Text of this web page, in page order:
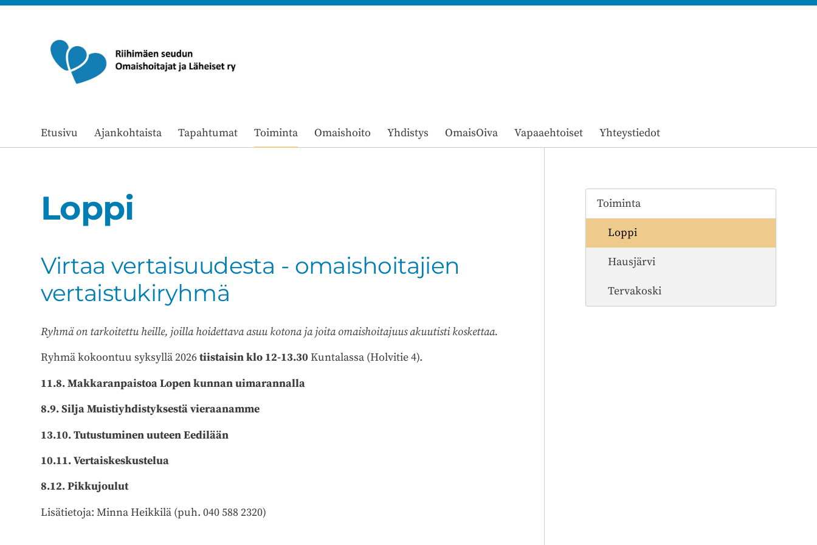
Riihimäen seudun Omaishoitajat ja Läheiset ry
Etusivu Ajankohtaista Tapahtumat Toiminta Omaishoito Yhdistys OmaisOiva Vapaaehtoiset Yhteystiedot
Loppi
Virtaa vertaisuudesta - omaishoitajien
vertaistukiryhmä
Ryhmä on tarkoitettu heille, joilla hoidettava asuu kotona ja joita omaishoitajuus akuutisti koskettaa.
Ryhmä kokoontuu syksyllä 2026tiistaisin klo 12-13.30 Kuntalassa (Holvitie 4).
11.8. Makkaranpaistoa Lopen kunnan uimarannalla
8.9. Silja Muistiyhdistyksestä vieraanamme
13.10. Tutustuminen uuteen Eedilään
10.11. Vertaiskeskustelua
8.12. Pikkujoulut
Lisätietoja: Minna Heikkilä (puh. 040 588 2320)
Toiminta
Loppi
Hausjärvi
Tervakoski